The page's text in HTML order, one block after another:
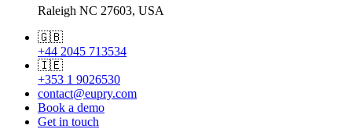
Raleigh NC 27603, USA
🇬🇧
+44 2045 713534
🇮🇪
+353 1 9026530
contact@eupry.com
Book a demo
Get in touch